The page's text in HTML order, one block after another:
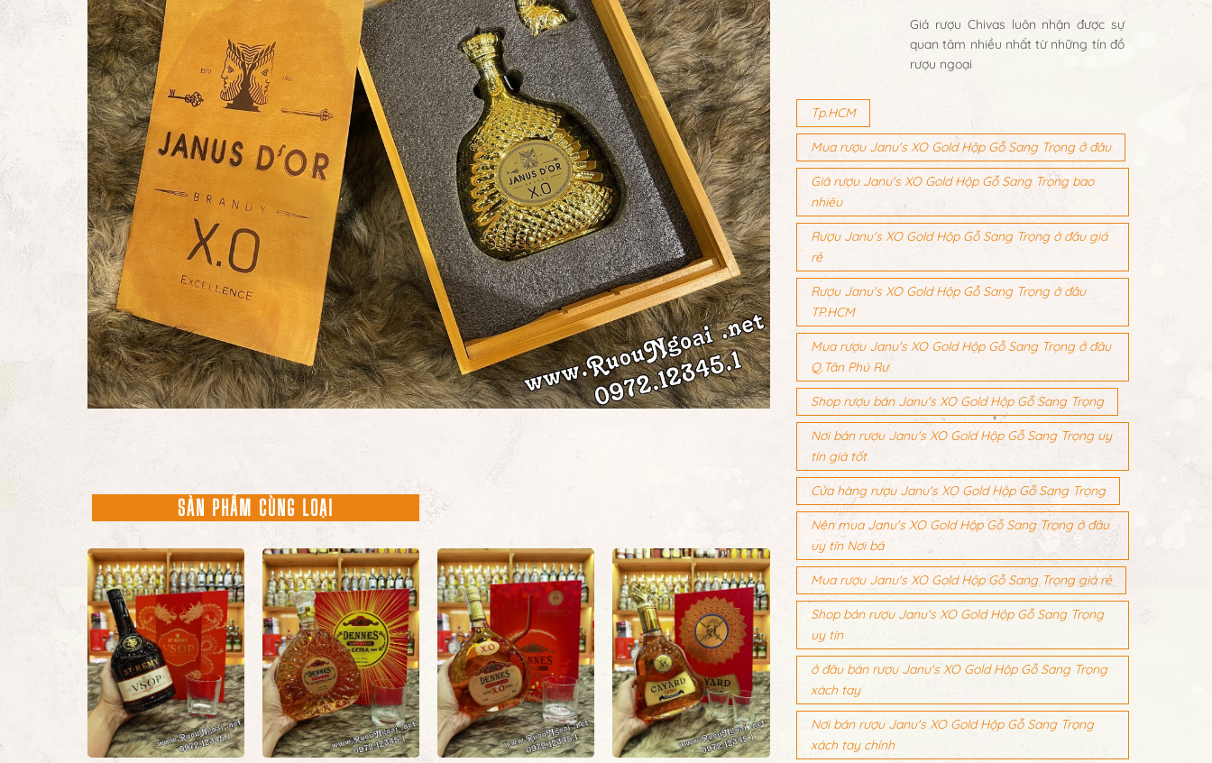
SẢN PHẨM CÙNG LOẠI
Giá rượu Chivas luôn nhận được sự
quan tâm nhiều nhất từ những tín đồ
rượu ngoại
Tp.HCM
Mua rượu Janu's XO Gold Hộp Gỗ Sang Trọng ở đâu
Giá rượu Janu's XO Gold Hộp Gỗ Sang Trọng bao
nhiêu
Rượu Janu's XO Gold Hộp Gỗ Sang Trọng ở đâu giá
rẻ
Rượu Janu's XO Gold Hộp Gỗ Sang Trọng ở đâu
TP.HCM
Mua rượu Janu's XO Gold Hộp Gỗ Sang Trọng ở đâu
Q.Tân Phú Rư
Shop rượu bán Janu's XO Gold Hộp Gỗ Sang Trọng
Nơi bán rượu Janu's XO Gold Hộp Gỗ Sang Trọng uy
tín giá tốt
Cửa hàng rượu Janu's XO Gold Hộp Gỗ Sang Trọng
Nên mua Janu's XO Gold Hộp Gỗ Sang Trọng ở đâu
uy tín Nơi bá
Mua rượu Janu's XO Gold Hộp Gỗ Sang Trọng giá rẻ
Shop bán rượu Janu's XO Gold Hộp Gỗ Sang Trọng
uy tín
ở đâu bán rượu Janu's XO Gold Hộp Gỗ Sang Trọng
xách tay
Nơi bán rượu Janu's XO Gold Hộp Gỗ Sang Trọng
xách tay chính